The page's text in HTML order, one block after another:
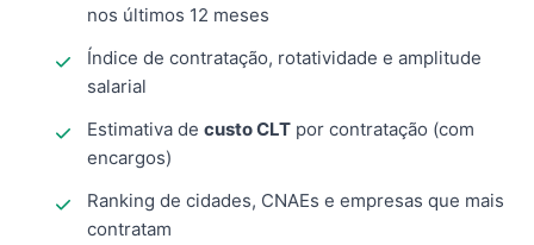
nos últimos 12 meses
Índice de contratação, rotatividade e amplitude
salarial
Estimativa de custo CLT por contratação (com
encargos)
Ranking de cidades, CNAEs e empresas que mais
contratam